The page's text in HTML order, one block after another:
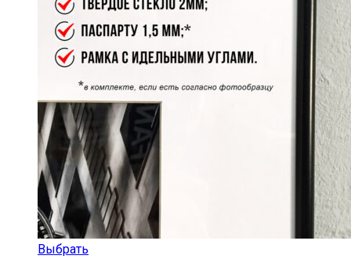
Выбрать